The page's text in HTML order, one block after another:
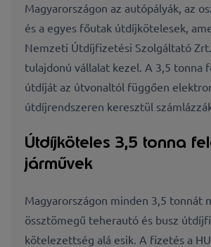
Magyarországon az autópályák, az
és a egyes főutak útdíjkötelesek,
Nemzeti Útdíjfizetési Szolgáltató
tulajdonú vállalat kezel. A 3,5 tonna
útdíját az útvonaltól függően
útdíjrendszeren keresztül
Útdíjköteles 3,5 tonna
járművek
Magyarországon minden 3,5 tonnát
össztömegű teherautó és busz
kötelezettség alá esik. A fizetés a